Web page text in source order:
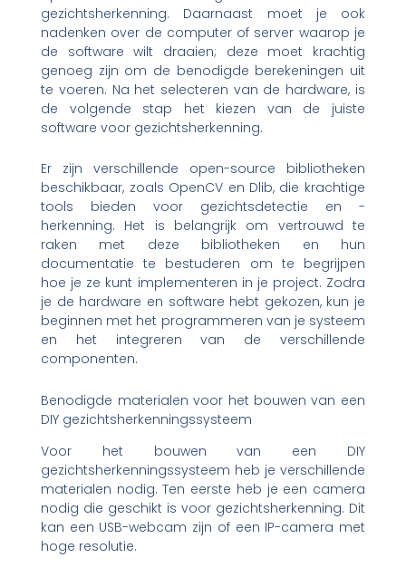
gezichtsherkenning. Daarnaast moet je ook
nadenken over de computer of server waarop je
de software wilt draaien; deze moet krachtig
genoeg zijn om de benodigde berekeningen uit
te voeren. Na het selecteren van de hardware, is
de volgende stap het kiezen van de juiste
software voor gezichtsherkenning.
Er zijn verschillende open-source bibliotheken
beschikbaar, zoals OpenCV en Dlib, die krachtige
tools bieden voor gezichtsdetectie en -
herkenning. Het is belangrijk om vertrouwd te
raken met deze bibliotheken en hun
documentatie te bestuderen om te begrijpen
hoe je ze kunt implementeren in je project. Zodra
je de hardware en software hebt gekozen, kun je
beginnen met het programmeren van je systeem
en het integreren van de verschillende
componenten.
Benodigde materialen voor het bouwen van een
DIY gezichtsherkenningssysteem
Voor het bouwen van een DIY
gezichtsherkenningssysteem heb je verschillende
materialen nodig. Ten eerste heb je een camera
nodig die geschikt is voor gezichtsherkenning. Dit
kan een USB-webcam zijn of een IP-camera met
hoge resolutie.